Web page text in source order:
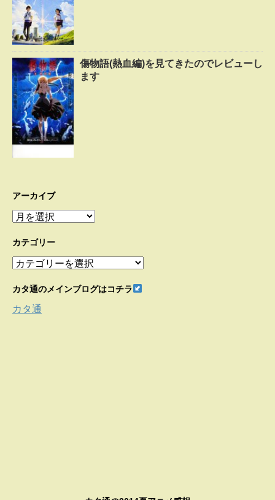
傷物語(熱血編)を見てきたのでレビューし
ます
アーカイブ
ア
カ
ブ
カテゴリー
カ
ゴ
ー
カタ通のメインブログはコチラ
カタ通